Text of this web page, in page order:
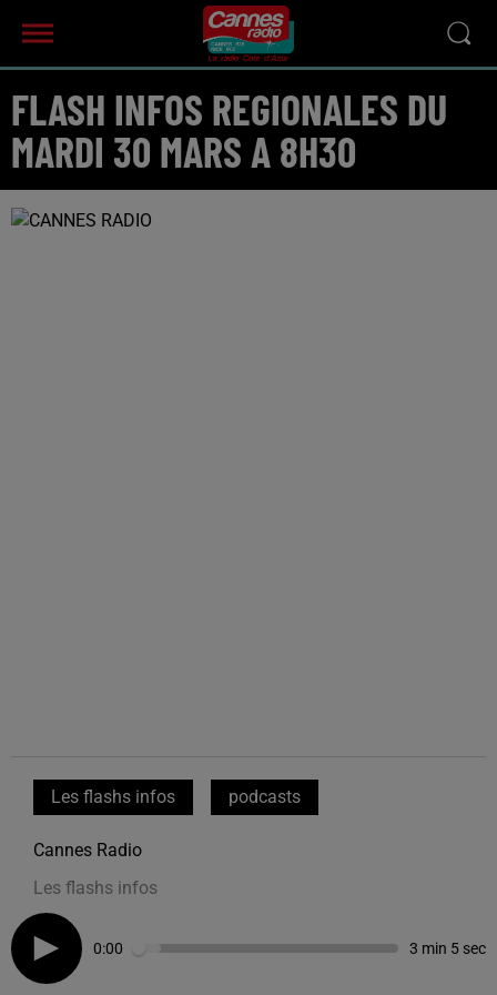
FLASH INFOS REGIONALES DU
MARDI 30 MARS A 8H30
Les flashs infos podcasts
Cannes Radio
Les flashs infos
0:00 3 min 5 sec